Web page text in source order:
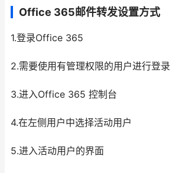
Office 365邮件转发设置方式
1.登录Office 365
2.需要使用有管理权限的用户进行登录
3.进入Office 365 控制台
4.在左侧用户中选择活动用户
5.进入活动用户的界面